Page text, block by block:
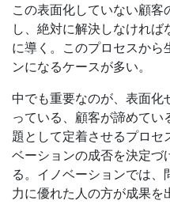
この表面化していない顧客
し、絶対に解決しなけれ
に導く。このプロセスから
ンになるケースが多い。
中でも重要なのが、表面化
っている、顧客が諦めて
題として定着させるプロセ
ベーションの成否を決定づ
る。イノベーションでは
力に優れた人の方が成果を